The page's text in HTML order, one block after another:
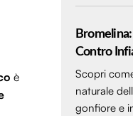
è
Contro
Scopri
naturale
gonfiore e